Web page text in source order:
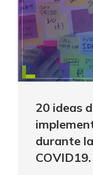
20 ideas
durante
COVID19.